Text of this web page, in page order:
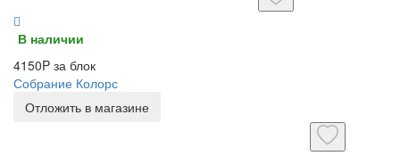
В наличии
4150P за блок
Собрание Колорс
Отложить в магазине